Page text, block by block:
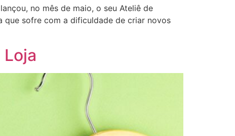
no mês de maio, o seu Ateliê de
que sofre com a dificuldade de criar novos